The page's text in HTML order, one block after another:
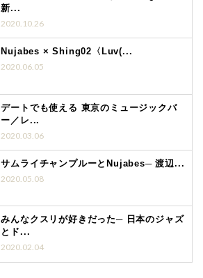
新...
2020.10.26
Nujabes × Shing02〈Luv(...
2020.06.05
デートでも使える 東京のミュージックバ
ー／レ...
2020.03.06
サムライチャンプルーとNujabes─ 渡辺...
2020.05.08
みんなクスリが好きだった─ 日本のジャズ
とド...
2020.02.04